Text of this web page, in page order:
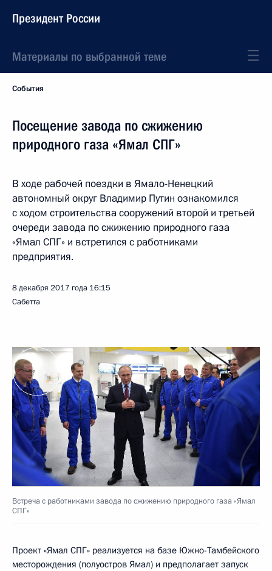
Президент России
Материалы по выбранной теме
События
Посещение завода по сжижению
природного газа «Ямал СПГ»
В ходе рабочей поездки в Ямало-Ненецкий
автономный округ Владимир Путин ознакомился
с ходом строительства сооружений второй и третьей
очереди завода по сжижению природного газа
«Ямал СПГ» и встретился с работниками
предприятия.
8 декабря 2017 года 16:15
Сабетта
Встреча с работниками завода по сжижению природного газа «Ямал
СПГ»
Проект «Ямал СПГ» реализуется на базе Южно-Тамбейского
месторождения (полуостров Ямал) и предполагает запуск